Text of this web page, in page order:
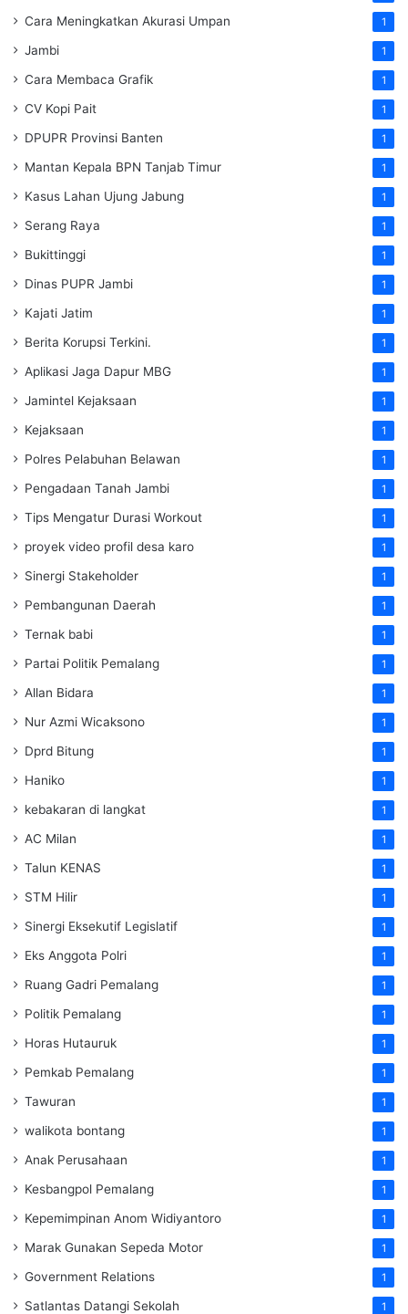
Cara Meningkatkan Akurasi Umpan 1
Jambi 1
Cara Membaca Grafik 1
CV Kopi Pait 1
DPUPR Provinsi Banten 1
Mantan Kepala BPN Tanjab Timur 1
Kasus Lahan Ujung Jabung 1
Serang Raya 1
Bukittinggi 1
Dinas PUPR Jambi 1
Kajati Jatim 1
Berita Korupsi Terkini. 1
Aplikasi Jaga Dapur MBG 1
Jamintel Kejaksaan 1
Kejaksaan 1
Polres Pelabuhan Belawan 1
Pengadaan Tanah Jambi 1
Tips Mengatur Durasi Workout 1
proyek video profil desa karo 1
Sinergi Stakeholder 1
Pembangunan Daerah 1
Ternak babi 1
Partai Politik Pemalang 1
Allan Bidara 1
Nur Azmi Wicaksono 1
Dprd Bitung 1
Haniko 1
kebakaran di langkat 1
AC Milan 1
Talun KENAS 1
STM Hilir 1
Sinergi Eksekutif Legislatif 1
Eks Anggota Polri 1
Ruang Gadri Pemalang 1
Politik Pemalang 1
Horas Hutauruk 1
Pemkab Pemalang 1
Tawuran 1
walikota bontang 1
Anak Perusahaan 1
Kesbangpol Pemalang 1
Kepemimpinan Anom Widiyantoro 1
Marak Gunakan Sepeda Motor 1
Government Relations 1
Satlantas Datangi Sekolah 1